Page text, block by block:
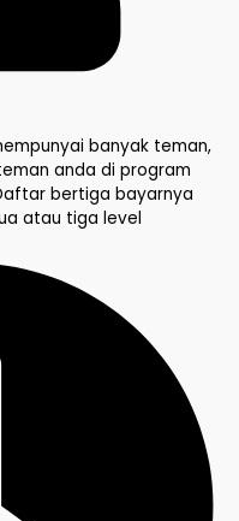
banyak teman,
anda di program
bertiga bayarnya
atau tiga level